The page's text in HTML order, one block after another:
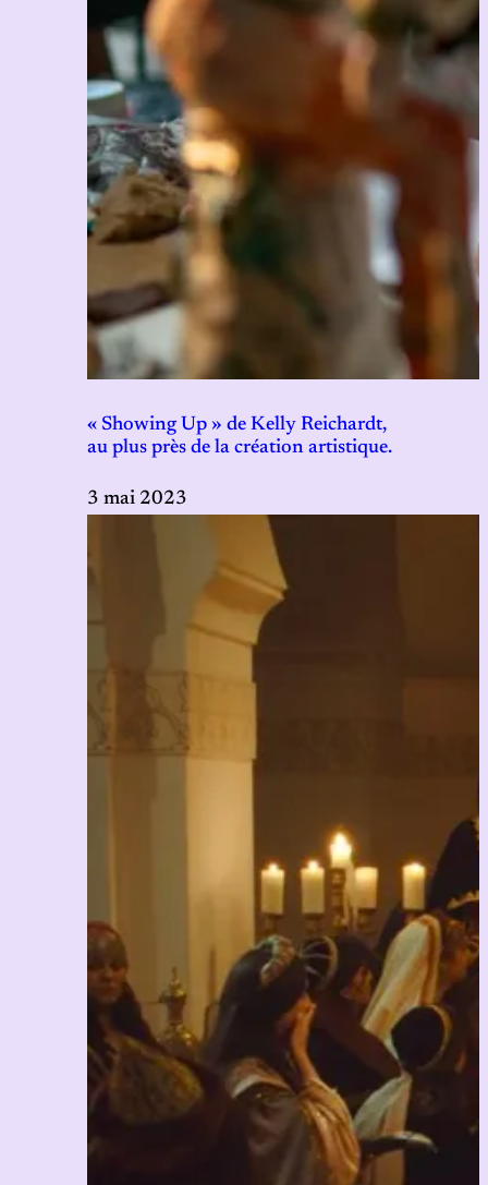
« Showing Up » de Kelly Reichardt,
au plus près de la création artistique.
3 mai 2023